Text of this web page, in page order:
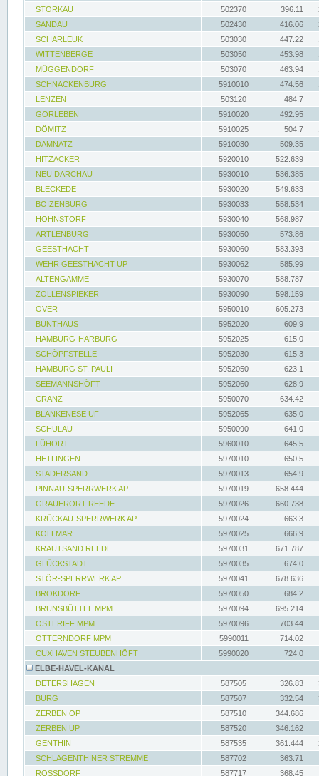
STORKAU
502370 396.11
SANDAU
502430 416.06
SCHARLEUK
503030 447.22
WITTENBERGE
503050 453.98
MÜGGENDORF
503070 463.94
SCHNACKENBURG
5910010 474.56
LENZEN
503120
484.7
GORLEBEN
5910020
492.95
DÖMITZ
5910025 504.7
DAMNATZ
5910030
509.35
HITZACKER
5920010
522.639
NEU DARCHAU
5930010
536.385
BLECKEDE
5930020
549.633
BOIZENBURG
5930033
558.534
HOHNSTORF
5930040
568.987
ARTLENBURG
5930050
573.86
GEESTHACHT
5930060
583.393
WEHR GEESTHACHT UP
5930062
585.99
ALTENGAMME
5930070
588.787
ZOLLENSPIEKER
5930090
598.159
OVER
5950010
605.273
BUNTHAUS
5952020
609.9
HAMBURG-HARBURG
5952025
615.0
SCHÖPFSTELLE
5952030
615.3
HAMBURG ST. PAULI
5952050
623.1
SEEMANNSHÖFT
5952060
628.9
CRANZ
5950070
634.42
BLANKENESE UF
5952065
635.0
SCHULAU
5950090
641.0
LÜHORT
5960010
645.5
HETLINGEN
5970010
650.5
STADERSAND
5970013
654.9
PINNAU-SPERRWERK AP
5970019
658.444
GRAUERORT REEDE
5970026
660.738
KRÜCKAU-SPERRWERK AP
5970024
663.3
KOLLMAR
5970025
666.9
KRAUTSAND REEDE
5970031
671.787
GLÜCKSTADT
5970035
674.0
STÖR-SPERRWERK AP
5970041
678.636
BROKDORF
5970050
684.2
BRUNSBÜTTEL MPM
5970094
695.214
OSTERIFF MPM
5970096
703.44
OTTERNDORF MPM
5990011
714.02
CUXHAVEN STEUBENHÖFT
5990020
724.0
ELBE-HAVEL-KANAL
DETERSHAGEN
587505 326.83
BURG
587507 332.54
ZERBEN OP
587510
344.686
ZERBEN UP
587520
346.162
GENTHIN
587535 361.444
SCHLAGENTHINER STREMME
587702
363.71
ROSSDORF
587717 368.45